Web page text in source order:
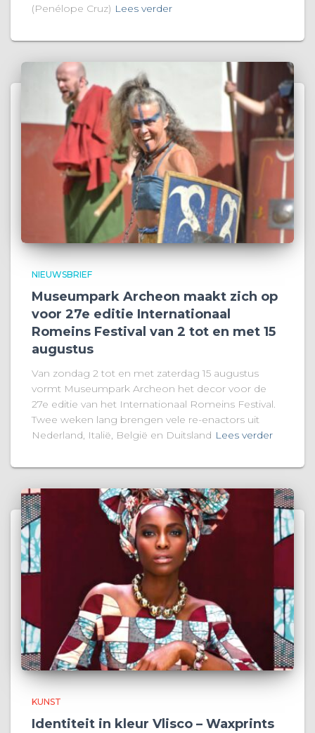
(Penélope Cruz) Lees verder
NIEUWSBRIEF
Museumpark Archeon maakt zich op
voor 27e editie Internationaal
Romeins Festival van 2 tot en met 15
augustus
Van zondag 2 tot en met zaterdag 15 augustus
vormt Museumpark Archeon het decor voor de
27e editie van het Internationaal Romeins Festival.
Twee weken lang brengen vele re-enactors uit
Nederland, Italië, België en Duitsland Lees verder
KUNST
Identiteit in kleur Vlisco – Waxprints